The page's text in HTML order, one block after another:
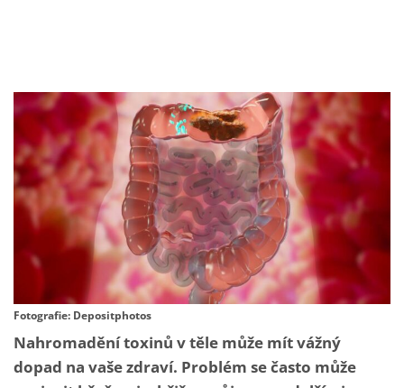
Fotografie: Depositphotos
Nahromadění toxinů v těle může mít vážný
dopad na vaše zdraví. Problém se často může